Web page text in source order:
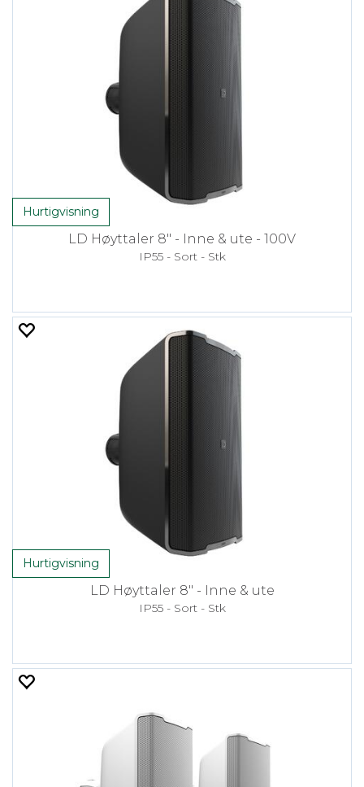
Hurtigvisning
LD Høyttaler 8" - Inne & ute - 100V
IP55 - Sort - Stk
Hurtigvisning
LD Høyttaler 8" - Inne & ute
IP55 - Sort - Stk